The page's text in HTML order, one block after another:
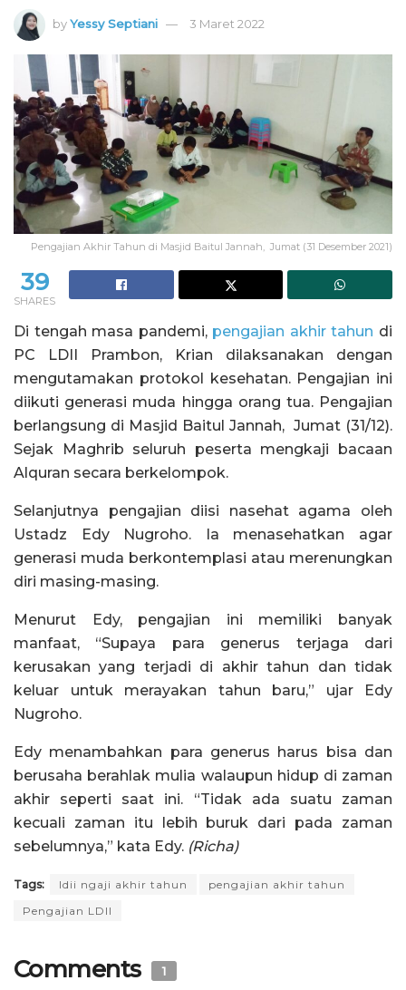
byYessy Septiani 3 Maret 2022
Pengajian Akhir Tahun di Masjid Baitul Jannah, Jumat (31 Desember 2021)
39
SHARES
Di tengah masa pandemi, pengajian akhir tahun di
PC LDII Prambon, Krian dilaksanakan dengan
mengutamakan protokol kesehatan. Pengajian ini
diikuti generasi muda hingga orang tua. Pengajian
berlangsung di Masjid Baitul Jannah, Jumat (31/12).
Sejak Maghrib seluruh peserta mengkaji bacaan
Alquran secara berkelompok.
Selanjutnya pengajian diisi nasehat agama oleh
Ustadz Edy Nugroho. Ia menasehatkan agar
generasi muda berkontemplasi atau merenungkan
diri masing-masing.
Menurut Edy, pengajian ini memiliki banyak
manfaat, “Supaya para generus terjaga dari
kerusakan yang terjadi di akhir tahun dan tidak
keluar untuk merayakan tahun baru,” ujar Edy
Nugroho.
Edy menambahkan para generus harus bisa dan
berusaha berahlak mulia walaupun hidup di zaman
akhir seperti saat ini. “Tidak ada suatu zaman
kecuali zaman itu lebih buruk dari pada zaman
sebelumnya,” kata Edy. (Richa)
Tags: ldii ngaji akhir tahun
pengajian akhir tahun
Pengajian LDII
Comments 1